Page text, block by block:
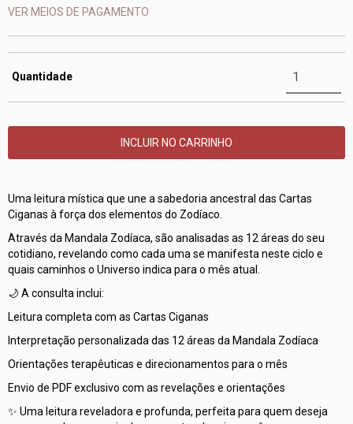
VER MEIOS DE PAGAMENTO
Quantidade
Uma leitura mística que une a sabedoria ancestral das Cartas
Ciganas à força dos elementos do Zodíaco.
Através da Mandala Zodíaca, são analisadas as 12 áreas do seu
cotidiano, revelando como cada uma se manifesta neste ciclo e
quais caminhos o Universo indica para o mês atual.
🌙 A consulta inclui:
Leitura completa com as Cartas Ciganas
Interpretação personalizada das 12 áreas da Mandala Zodíaca
Orientações terapêuticas e direcionamentos para o mês
Envio de PDF exclusivo com as revelações e orientações
✨ Uma leitura reveladora e profunda, perfeita para quem deseja